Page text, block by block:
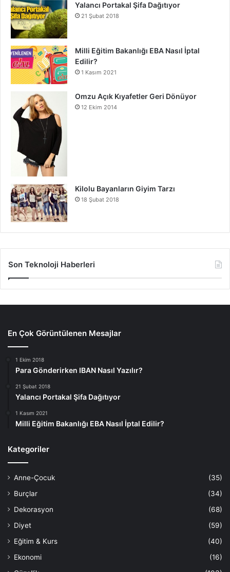
Yalancı Portakal Şifa Dağıtıyor
21 Şubat 2018
Milli Eğitim Bakanlığı EBA Nasıl İptal
Edilir?
1 Kasım 2021
Omzu Açık Kıyafetler Geri Dönüyor
12 Ekim 2014
Kilolu Bayanların Giyim Tarzı
18 Şubat 2018
Son Teknoloji Haberleri
En Çok Görüntülenen Mesajlar
1 Ekim 2018
Para Gönderirken IBAN Nasıl Yazılır?
21 Şubat 2018
Yalancı Portakal Şifa Dağıtıyor
1 Kasım 2021
Milli Eğitim Bakanlığı EBA Nasıl İptal Edilir?
Kategoriler
Anne-Çocuk
(35)
Burçlar
(34)
Dekorasyon
(68)
Diyet
(59)
Eğitim & Kurs
(40)
Ekonomi
(16)